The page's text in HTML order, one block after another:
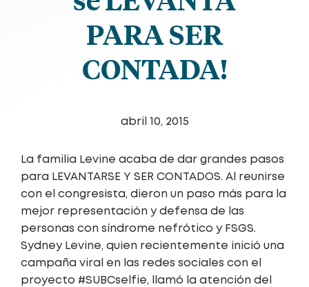
PARA SER
CONTADA!
abril 10, 2015
La familia Levine acaba de dar grandes pasos
para LEVANTARSE Y SER CONTADOS. Al reunirse
con el congresista, dieron un paso más para la
mejor representación y defensa de las
personas con síndrome nefrótico y FSGS.
Sydney Levine, quien recientemente inició una
campaña viral en las redes sociales con el
proyecto #SUBCselfie, llamó la atención del